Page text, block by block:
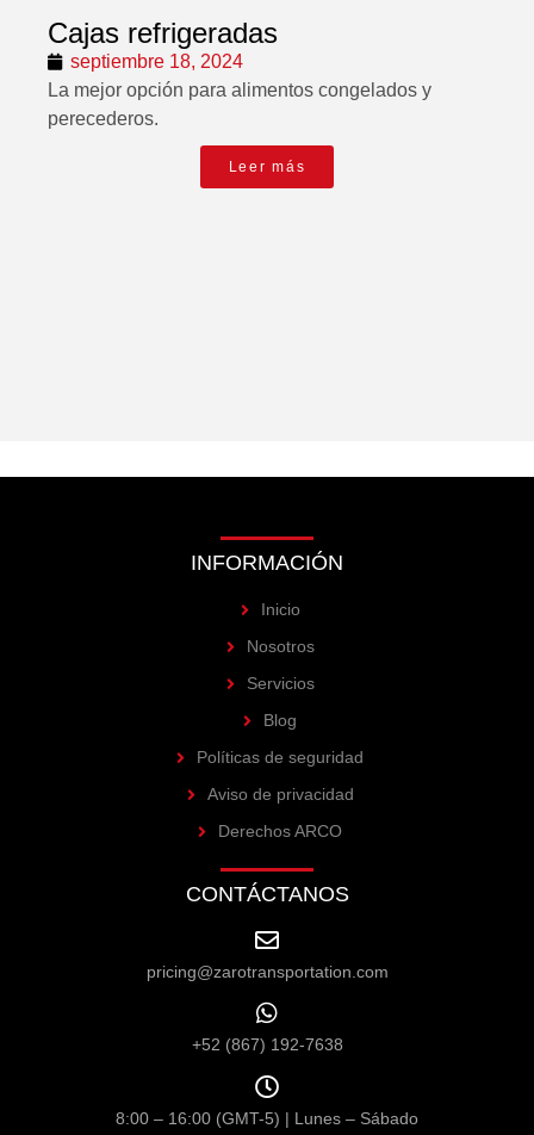
Cajas refrigeradas
septiembre 18, 2024
La mejor opción para alimentos congelados y
perecederos.
Leer más
INFORMACIÓN
Inicio
Nosotros
Servicios
Blog
Políticas de seguridad
Aviso de privacidad
Derechos ARCO
CONTÁCTANOS
pricing@zarotransportation.com
+52 (867) 192-7638
8:00 – 16:00 (GMT-5) | Lunes – Sábado